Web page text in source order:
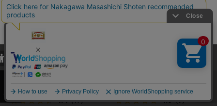
シラキ工芸
TORCHIN OVAL
白／ナチュラル
4.4（17）
TORCHIN BELL
白／ナチュラル
4.9（9）
当サイトでは、当サイト内における閲覧履歴・属性情報などの取得およ
び利便性向上のためにクッキー（Cookie）を使用いたします。詳細に
関しては「プライバシーポリシー
承諾する